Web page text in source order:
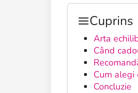
Cuprins
Arta
Când
Cum alegi
Concluzie